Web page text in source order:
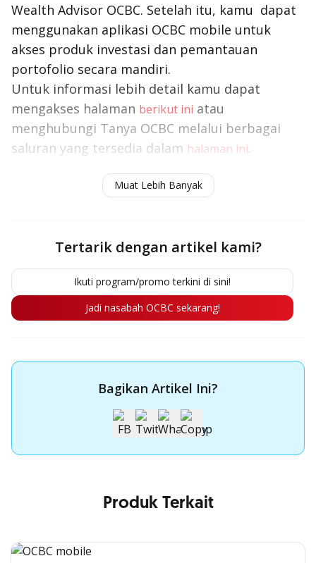
Wealth Advisor OCBC. Setelah itu, kamu dapat
menggunakan aplikasi OCBC mobile untuk
akses produk investasi dan pemantauan
portofolio secara mandiri.
Untuk informasi lebih detail kamu dapat
mengakses halaman berikut ini atau
menghubungi Tanya OCBC melalui berbagai
saluran yang tersedia dalam halaman ini.
Langkah untuk Perbaiki Finansial Kamu
Muat Lebih Banyak
Tertarik dengan artikel kami?
Ikuti program/promo terkini di sini!
Jadi nasabah OCBC sekarang!
Bagikan Artikel Ini?
Produk Terkait